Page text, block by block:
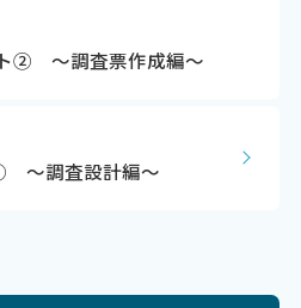
② ～調査票作成編～
～調査設計編～